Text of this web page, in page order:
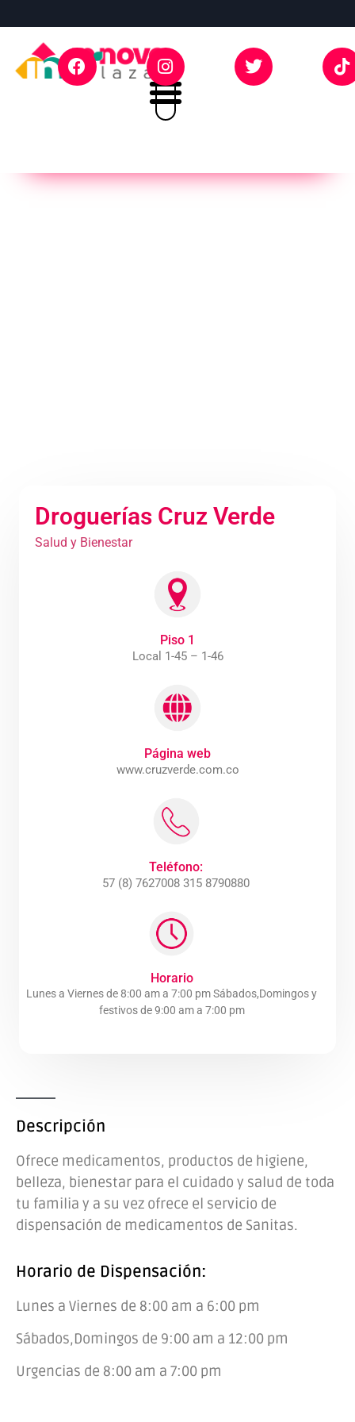
Droguerías Cruz Verde
Salud y Bienestar
Piso 1
Local 1-45 – 1-46
Página web
www.cruzverde.com.co
Teléfono:
57 (8) 7627008 315 8790880
Horario
Lunes a Viernes de 8:00 am a 7:00 pm Sábados,Domingos y
festivos de 9:00 am a 7:00 pm
Descripción
Ofrece medicamentos, productos de higiene,
belleza, bienestar para el cuidado y salud de toda
tu familia y a su vez ofrece el servicio de
dispensación de medicamentos de Sanitas.
Horario de Dispensación:
Lunes a Viernes de 8:00 am a 6:00 pm
Sábados,Domingos de 9:00 am a 12:00 pm
Urgencias de 8:00 am a 7:00 pm